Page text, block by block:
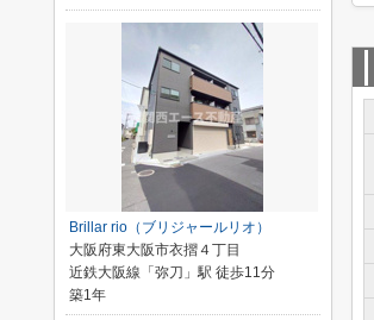
Brillar rio（ブリジャールリオ）
大阪府東大阪市衣摺４丁目
近鉄大阪線「弥刀」駅 徒歩11分
築1年